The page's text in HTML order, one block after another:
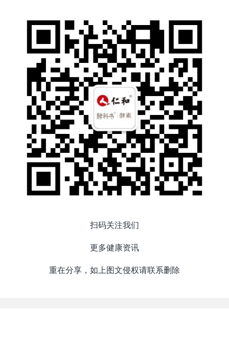
扫码关注我们
更多健康资讯
重在分享，如上图文侵权请联系删除